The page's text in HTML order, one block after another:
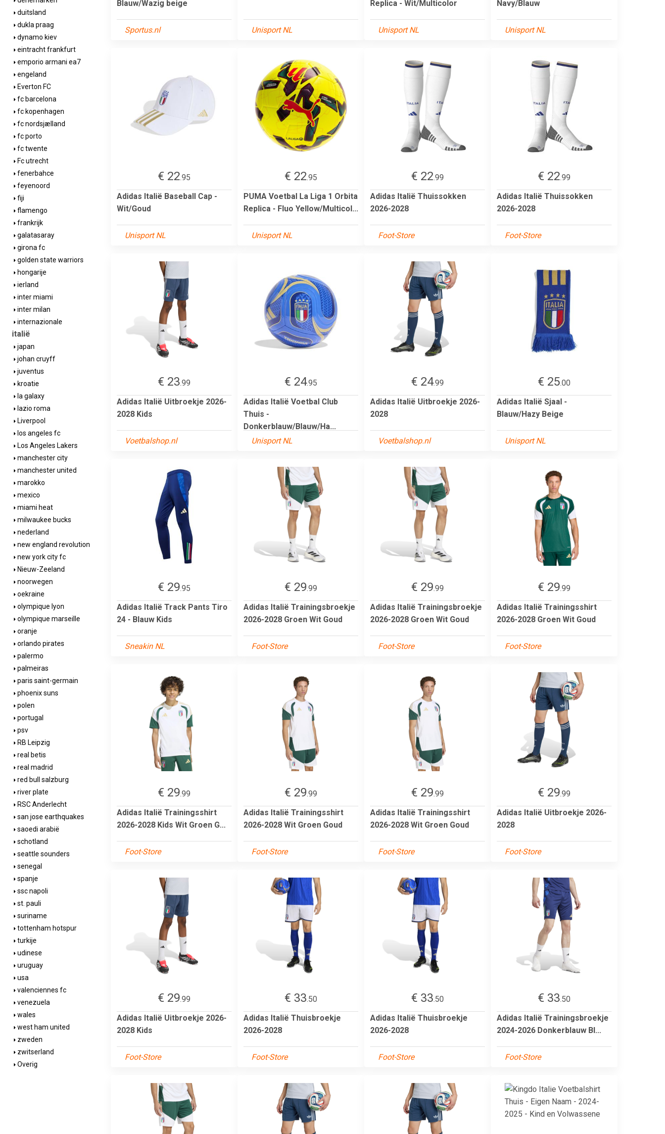
duitsland
dukla praag
dynamo kiev
eintracht frankfurt
emporio armani ea7
engeland
Everton FC
fc barcelona
fc kopenhagen
fc nordsjælland
fc porto
fc twente
Fc utrecht
fenerbahce
feyenoord
fiji
flamengo
frankrijk
galatasaray
girona fc
golden state warriors
hongarije
ierland
inter miami
inter milan
internazionale
italië
japan
johan cruyff
juventus
kroatie
la galaxy
lazio roma
Liverpool
los angeles fc
Los Angeles Lakers
manchester city
manchester united
marokko
mexico
miami heat
milwaukee bucks
nederland
new england revolution
new york city fc
Nieuw-Zeeland
noorwegen
oekraine
olympique lyon
olympique marseille
oranje
orlando pirates
palermo
palmeiras
paris saint-germain
phoenix suns
polen
portugal
psv
RB Leipzig
real betis
real madrid
red bull salzburg
river plate
RSC Anderlecht
san jose earthquakes
saoedi arabië
schotland
seattle sounders
senegal
spanje
ssc napoli
st. pauli
suriname
tottenham hotspur
turkije
udinese
uruguay
usa
valenciennes fc
venezuela
wales
west ham united
zweden
zwitserland
Overig
Blauw/Wazig beige
Sportus.nl Unisport NL
Replica - Wit/Multicolor
Unisport NL
Navy/Blauw
Unisport NL
€ 22.95
Adidas Italië Baseball Cap -
Wit/Goud
Unisport NL
€ 22.95
PUMA Voetbal La Liga 1 Orbita
Replica - Fluo Yellow/Multicol...
Unisport NL
€ 22.99
Adidas Italië Thuissokken
2026-2028
Foot-Store
€ 22.99
Adidas Italië Thuissokken
2026-2028
Foot-Store
€ 23.99
Adidas Italië Uitbroekje 2026-
2028 Kids
Voetbalshop.nl
€ 24.95
Adidas Italië Voetbal Club
Thuis -
Donkerblauw/Blauw/Ha...
Unisport NL
€ 24.99
Adidas Italië Uitbroekje 2026-
2028
Voetbalshop.nl
€ 25.00
Adidas Italië Sjaal -
Blauw/Hazy Beige
Unisport NL
€ 29.95
Adidas Italië Track Pants Tiro
24 - Blauw Kids
Sneakin NL
€ 29.99
Adidas Italië Trainingsbroekje
2026-2028 Groen Wit Goud
Foot-Store
€ 29.99
Adidas Italië Trainingsbroekje
2026-2028 Groen Wit Goud
Foot-Store
€ 29.99
Adidas Italië Trainingsshirt
2026-2028 Groen Wit Goud
Foot-Store
€ 29.99
Adidas Italië Trainingsshirt
2026-2028 Kids Wit Groen G...
Foot-Store
€ 29.99
Adidas Italië Trainingsshirt
2026-2028 Wit Groen Goud
Foot-Store
€ 29.99
Adidas Italië Trainingsshirt
2026-2028 Wit Groen Goud
Foot-Store
€ 29.99
Adidas Italië Uitbroekje 2026-
2028
Foot-Store
€ 29.99
Adidas Italië Uitbroekje 2026-
2028 Kids
Foot-Store
€ 33.50
Adidas Italië Thuisbroekje
2026-2028
Foot-Store
€ 33.50
Adidas Italië Thuisbroekje
2026-2028
Foot-Store
€ 33.50
Adidas Italië Trainingsbroekje
2024-2026 Donkerblauw Bl...
Foot-Store